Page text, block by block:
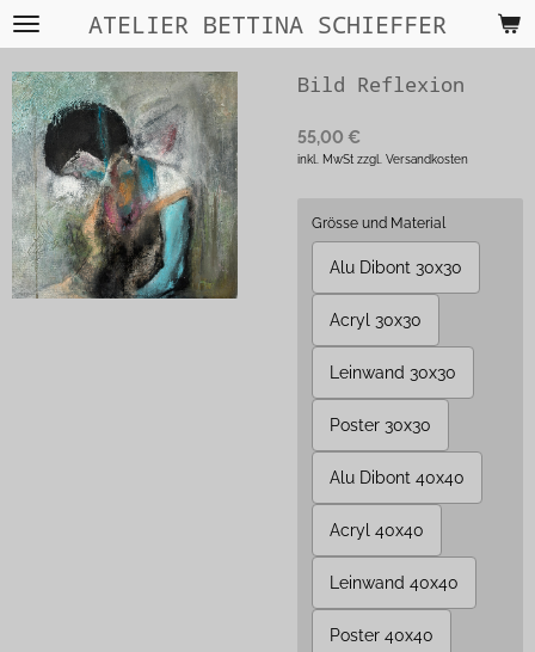
Zum
ATELIER BETTINA SCHIEFFER
Bild Reflexion
55,00 €
inkl. MwSt zzgl. Versandkosten
Grösse und Material
Alu Dibont 30x30
Acryl 30x30
Leinwand 30x30
Poster 30x30
Alu Dibont 40x40
Acryl 40x40
Leinwand 40x40
Poster 40x40